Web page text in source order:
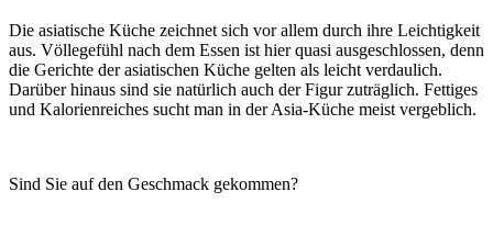
Die asiatische Küche zeichnet sich vor allem durch ihre Leichtigkeit
aus. Völlegefühl nach dem Essen ist hier quasi ausgeschlossen, denn
die Gerichte der asiatischen Küche gelten als leicht verdaulich.
Darüber hinaus sind sie natürlich auch der Figur zuträglich. Fettiges
und Kalorienreiches sucht man in der Asia-Küche meist vergeblich.
Sind Sie auf den Geschmack gekommen?